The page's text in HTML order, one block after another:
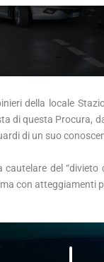
della locale
di questa Procura,
di un suo
del
con atteggiamenti